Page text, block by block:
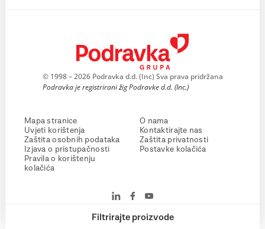
Filtrirajte proizvode
© 1998 – 2026 Podravka d.d. (Inc) Sva prava pridržana
Podravka je registrirani žig Podravke d.d. (Inc.)
Mapa stranice
Uvjeti korištenja
Zaštita osobnih podataka
Izjava o pristupačnosti
Pravila o korištenju
kolačića
O nama
Kontaktirajte nas
Zaštita privatnosti
Postavke kolačića